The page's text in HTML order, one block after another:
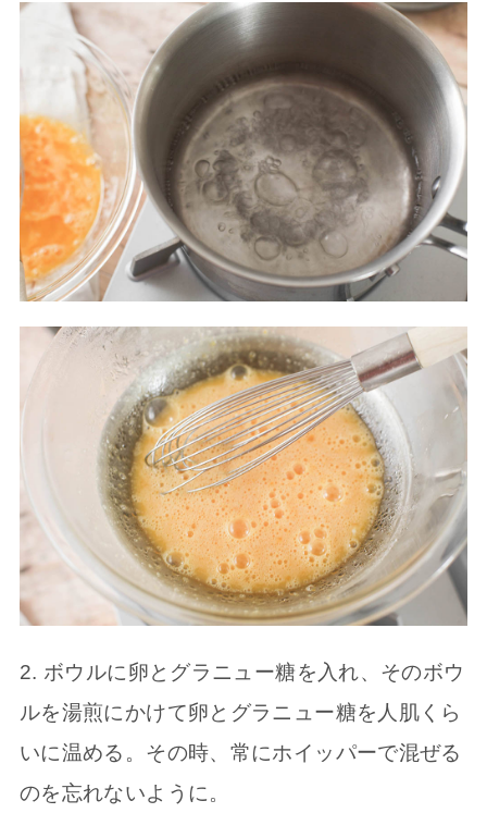
2. ボウルに卵とグラニュー糖を入れ、そのボウ
ルを湯煎にかけて卵とグラニュー糖を人肌くら
いに温める。その時、常にホイッパーで混ぜる
のを忘れないように。